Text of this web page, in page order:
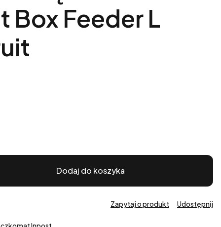
Box Feeder L
Dodaj do koszyka
Zapytaj o produkt Udostępnij